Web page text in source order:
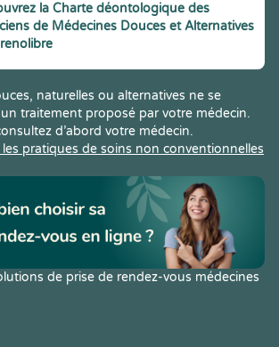
la Charte déontologique des
de Médecines Douces et Alternatives
naturelles ou alternatives ne se
traitement proposé par votre médecin.
d’abord votre médecin.
pratiques de soins non conventionnelles
de prise de rendez-vous médecines